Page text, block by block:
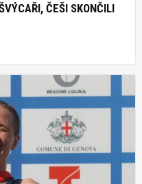
ČEŠI SKONČILI